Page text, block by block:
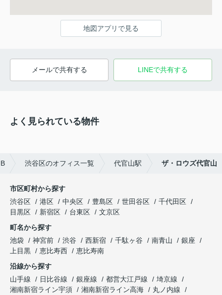
地図アプリで見る
メールで共有する LINEで共有する
よく見られている物件
渋谷区のオフィス一覧 代官山駅 ザ・ロウズ代官山
市区町村から探す
渋谷区
港区 中央区 豊島区 世田谷区
千代田区
目黒区
新宿区 台東区
文京区
町名から探す
池袋
神宮前 渋谷 西新宿 千駄ヶ谷 南青山
銀座
上目黒
恵比寿西
恵比寿南
沿線から探す
山手線
日比谷線 銀座線 都営大江戸線
埼京線
湘南新宿ライン宇須
湘南新宿ライン高海
丸ノ内線